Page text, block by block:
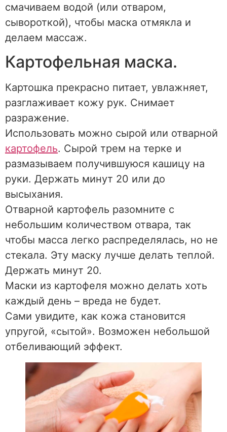
смачиваем водой (или отваром,
сывороткой), чтобы маска отмякла и
делаем массаж.
Картофельная маска.
Картошка прекрасно питает, увлажняет,
разглаживает кожу рук. Снимает
разражение.
Использовать можно сырой или отварной
картофель. Сырой трем на терке и
размазываем получившуюся кашицу на
руки. Держать минут 20 или до
высыхания.
Отварной картофель разомните с
небольшим количеством отвара, так
чтобы масса легко распределялась, но не
стекала. Эту маску лучше делать теплой.
Держать минут 20.
Маски из картофеля можно делать хоть
каждый день – вреда не будет.
Сами увидите, как кожа становится
упругой, «сытой». Возможен небольшой
отбеливающий эффект.